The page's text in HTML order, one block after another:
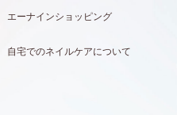
エーナインショッピング
自宅でのネイルケアについて